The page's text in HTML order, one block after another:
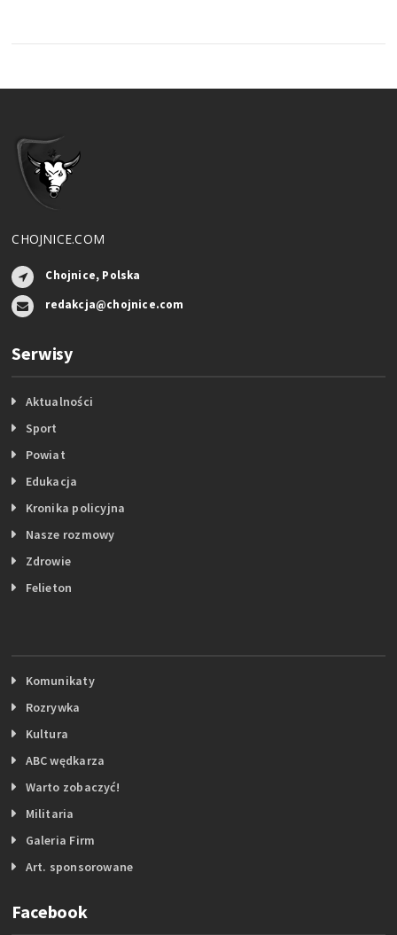
CHOJNICE.COM
Chojnice, Polska
redakcja@chojnice.com
Serwisy
Aktualności
Sport
Powiat
Edukacja
Kronika policyjna
Nasze rozmowy
Zdrowie
Felieton
Komunikaty
Rozrywka
Kultura
ABC wędkarza
Warto zobaczyć!
Militaria
Galeria Firm
Art. sponsorowane
Facebook